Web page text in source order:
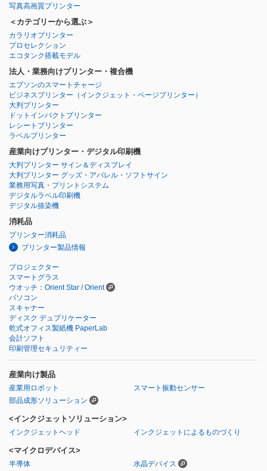
写真高画質プリンター
＜カテゴリーから選ぶ＞
カラリオプリンター
プロセレクション
エコタンク搭載モデル
法人・業務向けプリンター・複合機
エプソンのスマートチャージ
ビジネスプリンター （インクジェット・ページプリンター）
大判プリンター
ドットインパクトプリンター
レシートプリンター
ラベルプリンター
産業向けプリンター・デジタル印刷機
大判プリンター サイン＆ディスプレイ
大判プリンター グッズ・アパレル・ソフトサイン
業務用写真・プリントシステム
デジタルラベル印刷機
デジタル捺染機
消耗品
プリンター消耗品
プリンター製品情報
プロジェクター
スマートグラス
ウオッチ：Orient Star / Orient
パソコン
スキャナー
ディスク デュプリケーター
乾式オフィス製紙機 PaperLab
会計ソフト
印刷管理セキュリティー
産業向け製品
産業用ロボット
スマート振動センサー
部品成形ソリューション
<インクジェットソリューション>
インクジェットヘッド インクジェットによるものづくり
<マイクロデバイス>
半導体 水晶デバイス